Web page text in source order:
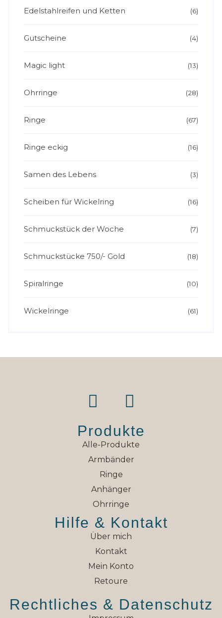
Edelstahlreifen und Ketten (6)
Gutscheine (4)
Magic light (13)
Ohrringe (28)
Ringe (67)
Ringe eckig (16)
Samen des Lebens (3)
Scheiben für Wickelring (16)
Schmuckstück der Woche (7)
Schmuckstücke 750/- Gold (18)
Spiralringe (10)
Wickelringe (61)
Produkte
Alle-Produkte
Armbänder
Ringe
Anhänger
Ohrringe
Hilfe & Kontakt
Über mich
Kontakt
Mein Konto
Retoure
Rechtliches & Datenschutz